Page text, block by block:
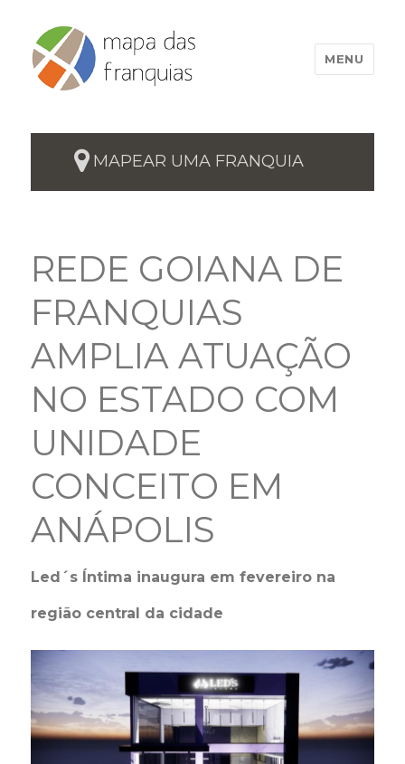
MENU
MAPEAR UMA FRANQUIA
REDE GOIANA DE
FRANQUIAS
AMPLIA ATUAÇÃO
NO ESTADO COM
UNIDADE
CONCEITO EM
ANÁPOLIS
Led´s Íntima inaugura em fevereiro na
região central da cidade